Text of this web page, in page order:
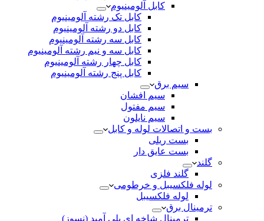
کابل آلومینیوم
کابل تک رشته آلومینیوم
کابل دو رشته آلومینیوم
کابل سه رشته آلومینیوم
کابل سه و نیم رشته آلومینیوم
کابل چهار رشته آلومینیوم
کابل پنج رشته آلومینیوم
سیم برق
سیم افشان
سیم مفتول
سیم نایلون
بست و اتصالات لوله و کابل
بست ریلی
بست عایق دار
گلند
گلند فلزی
لوله فلکسیبل و خرطومی
لوله فلکسیبل
ترمینال برق
ترمینال شاخه ای پلی آمید (نسوز)